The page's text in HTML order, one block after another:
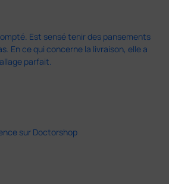
Est sensé tenir des pansements
En ce qui concerne la livraison, elle a
parfait.
sur Doctorshop